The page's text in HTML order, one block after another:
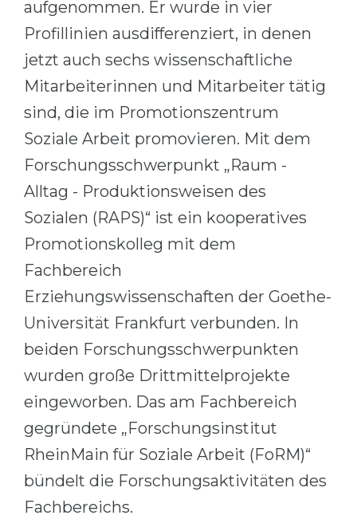
aufgenommen. Er wurde in vier
Profillinien ausdifferenziert, in denen
jetzt auch sechs wissenschaftliche
Mitarbeiterinnen und Mitarbeiter tätig
sind, die im Promotionszentrum
Soziale Arbeit promovieren. Mit dem
Forschungsschwerpunkt „Raum -
Alltag - Produktionsweisen des
Sozialen (RAPS)“ ist ein kooperatives
Promotionskolleg mit dem
Fachbereich
Erziehungswissenschaften der Goethe-
Universität Frankfurt verbunden. In
beiden Forschungsschwerpunkten
wurden große Drittmittelprojekte
eingeworben. Das am Fachbereich
gegründete „Forschungsinstitut
RheinMain für Soziale Arbeit (FoRM)“
bündelt die Forschungsaktivitäten des
Fachbereichs.